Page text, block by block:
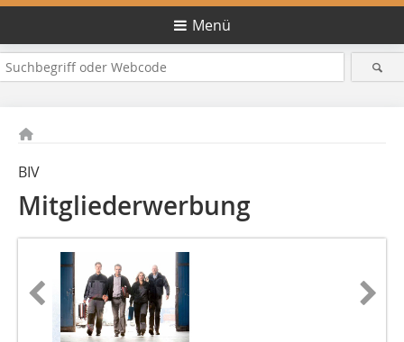
Menü
BIV
Mitgliederwerbung